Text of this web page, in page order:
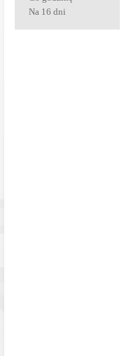
Na 16 dni